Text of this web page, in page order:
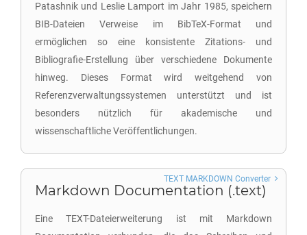
Patashnik und Leslie Lamport im Jahr 1985, speichern
BIB-Dateien Verweise im BibTeX-Format und
ermöglichen so eine konsistente Zitations- und
Bibliografie-Erstellung über verschiedene Dokumente
hinweg. Dieses Format wird weitgehend von
Referenzverwaltungssystemen unterstützt und ist
besonders nützlich für akademische und
wissenschaftliche Veröffentlichungen.
Markdown Documentation (.text)
Eine TEXT-Dateierweiterung ist mit Markdown
TEXT MARKDOWN Converter